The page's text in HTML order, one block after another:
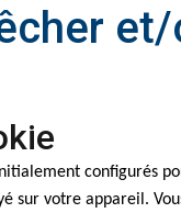
configurés
sur votre appareil.